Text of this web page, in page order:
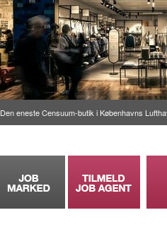
Den eneste Censuum-butik i Københavns